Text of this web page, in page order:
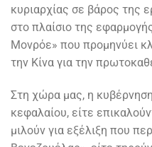
κυριαρχίας σε βάρος της
στο πλαίσιο της
Μονρόε» που προμηνύει
την Κίνα για την
Στη χώρα μας, η
κεφαλαίου, είτε
μιλούν για εξέλιξη που